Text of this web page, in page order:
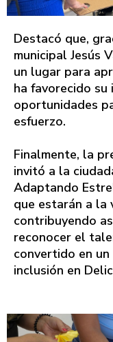
Destacó que,
municipal Jesús
un lugar para
ha favorecido
oportunidades
esfuerzo.
Finalmente, la
invitó a la
Adaptando
que estarán a la
contribuyendo
reconocer el
convertido en
inclusión en